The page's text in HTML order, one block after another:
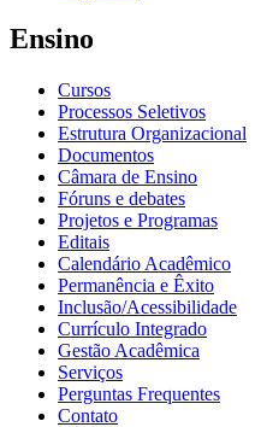
Ensino
Cursos
Processos Seletivos
Estrutura Organizacional
Documentos
Câmara de Ensino
Fóruns e debates
Projetos e Programas
Editais
Calendário Acadêmico
Permanência e Êxito
Inclusão/Acessibilidade
Currículo Integrado
Gestão Acadêmica
Serviços
Perguntas Frequentes
Contato